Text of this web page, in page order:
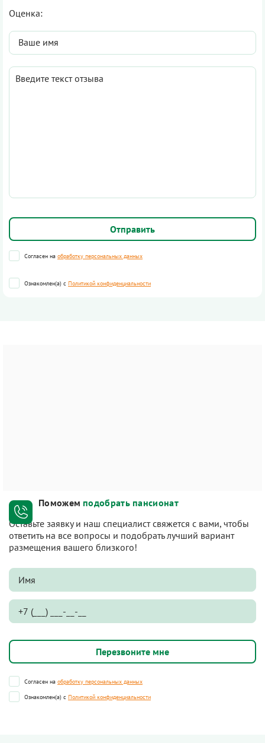
Оценка:
Согласен на обработку персональных данных
Ознакомлен(а) с Политикой конфиденциальности
Поможем подобрать пансионат
Оставьте заявку и наш специалист свяжется с вами, чтобы
ответить на все вопросы и подобрать лучший вариант
размещения вашего близкого!
Согласен на обработку персональных данных
Ознакомлен(а) с Политикой конфиденциальности